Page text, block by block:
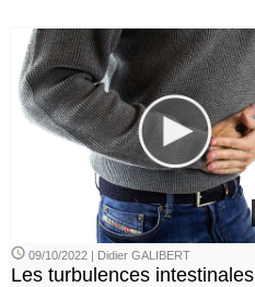
09/10/2022 | Didier GALIBERT
Les turbulences intestinales